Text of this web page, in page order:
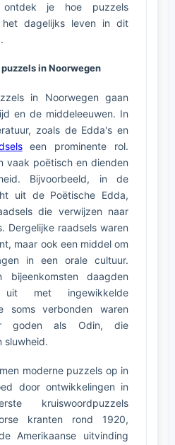
ontdek je hoe puzzels
dagelijks leven in dit
in Noorwegen
in Noorwegen gaan
en de middeleeuwen. In
zoals de Edda's en
een prominente rol.
vaak poëtisch en dienden
Bijvoorbeeld, in de
uit de Poëtische Edda,
die verwijzen naar
Dergelijke raadsels waren
maar ook een middel om
in een orale cultuur.
daagden
met ingewikkelde
soms verbonden waren
goden als Odin, die
sluwheid.
moderne puzzels op in
door ontwikkelingen in
kruiswoordpuzzels
kranten rond 1920,
Amerikaanse uitvinding